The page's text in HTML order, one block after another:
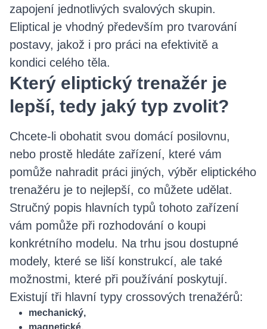
zapojení jednotlivých svalových skupin.
Eliptical je vhodný především pro tvarování
postavy, jakož i pro práci na efektivitě a
kondici celého těla.
Který eliptický trenažér je
lepší, tedy jaký typ zvolit?
Chcete-li obohatit svou domácí posilovnu,
nebo prostě hledáte zařízení, které vám
pomůže nahradit práci jiných, výběr eliptického
trenažéru je to nejlepší, co můžete udělat.
Stručný popis hlavních typů tohoto zařízení
vám pomůže při rozhodování o koupi
konkrétního modelu. Na trhu jsou dostupné
modely, které se liší konstrukcí, ale také
možnostmi, které při používání poskytují.
Existují tři hlavní typy crossových trenažérů:
mechanický,